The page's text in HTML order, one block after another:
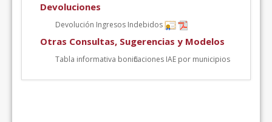
Devoluciones
Devolución Ingresos Indebidos
Otras Consultas, Sugerencias y Modelos
Tabla informativa bonificaciones IAE por municipios